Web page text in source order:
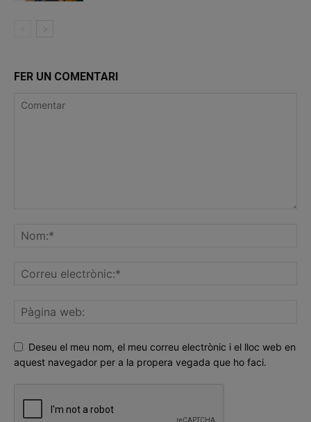
FER UN COMENTARI
Deseu el meu nom, el meu correu electrònic i el lloc web en
aquest navegador per a la propera vegada que ho faci.